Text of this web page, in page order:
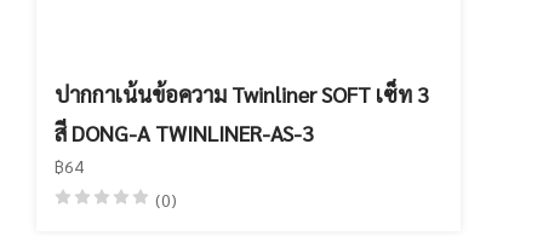
ปากกาเน้นข้อความ Twinliner SOFT เซ็ท 3
สี DONG-A TWINLINER-AS-3
฿64
(0)